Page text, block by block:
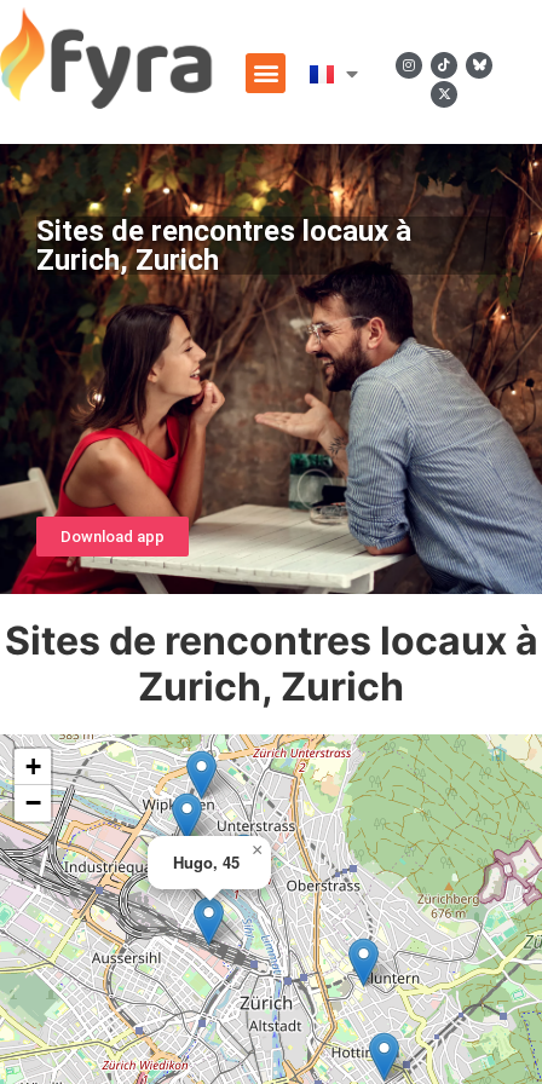
Sites de rencontres locaux à
Zurich, Zurich
Download app
Sites de rencontres locaux à
Zurich, Zurich
Hugo, 45
×
+
−